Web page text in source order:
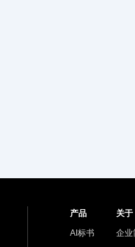
产品
AI标书
关于
企业